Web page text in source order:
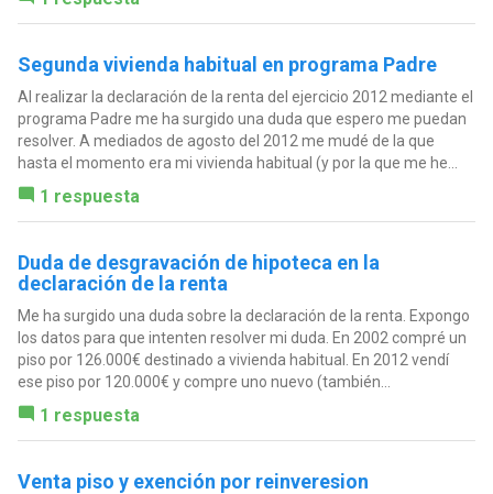
Segunda vivienda habitual en programa Padre
Al realizar la declaración de la renta del ejercicio 2012 mediante el
programa Padre me ha surgido una duda que espero me puedan
resolver. A mediados de agosto del 2012 me mudé de la que
hasta el momento era mi vivienda habitual (y por la que me he...
1 respuesta
Duda de desgravación de hipoteca en la
declaración de la renta
Me ha surgido una duda sobre la declaración de la renta. Expongo
los datos para que intenten resolver mi duda. En 2002 compré un
piso por 126.000€ destinado a vivienda habitual. En 2012 vendí
ese piso por 120.000€ y compre uno nuevo (también...
1 respuesta
Venta piso y exención por reinveresion